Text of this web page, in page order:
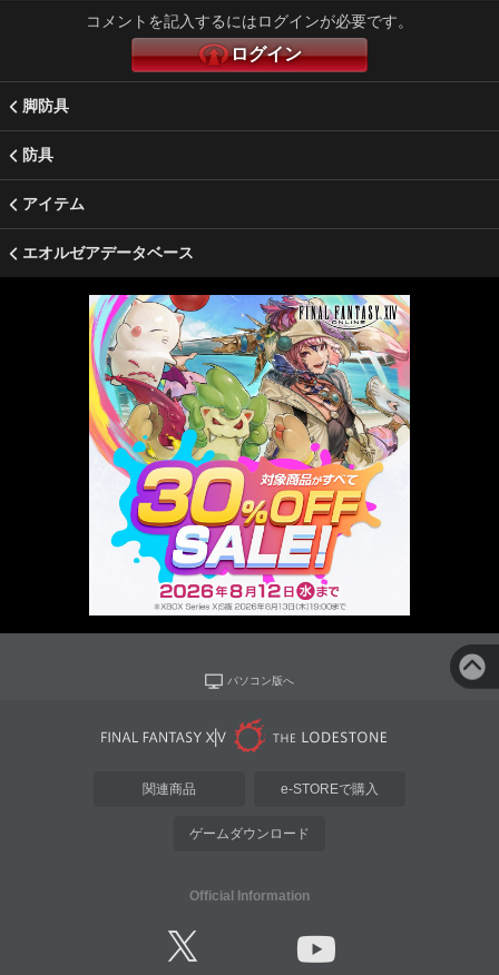
コメントを記入するにはログインが必要です。
ログイン
脚防具
防具
アイテム
エオルゼアデータベース
パソコン版へ
関連商品 e-STOREで購入
ゲームダウンロード
Official Information